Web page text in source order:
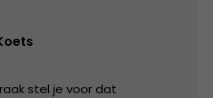
stel je voor dat